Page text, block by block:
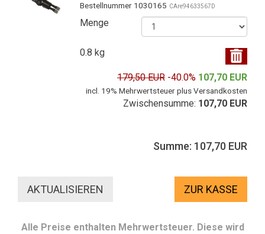
Bestellnummer 1030165 CAre94633567D
Menge
0.8 kg
179,50 EUR -40.0% 107,70 EUR
incl. 19% Mehrwertsteuer plus Versandkosten
Zwischensumme: 107,70 EUR
Summe: 107,70 EUR
ZUR KASSE
Alle Preise enthalten Mehrwertsteuer. Diese wird